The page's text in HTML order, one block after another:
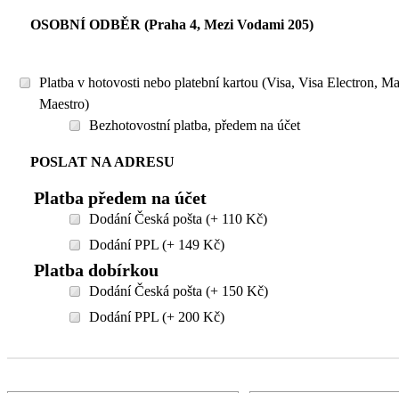
OSOBNÍ ODBĚR (Praha 4, Mezi Vodami 205)
Platba v hotovosti nebo platební kartou (Visa, Visa Electron,
Maestro)
Bezhotovostní platba, předem na účet
POSLAT NA ADRESU
Platba předem na účet
Dodání Česká pošta (+ 110 Kč)
Dodání PPL (+ 149 Kč)
Platba dobírkou
Dodání Česká pošta (+ 150 Kč)
Dodání PPL (+ 200 Kč)